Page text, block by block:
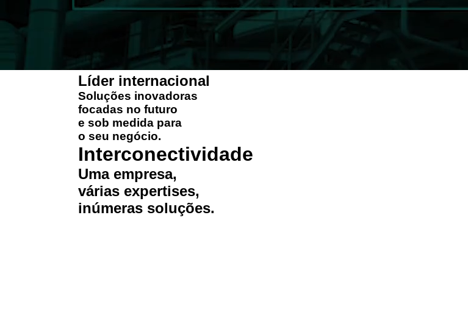
Líder internacional
Soluções inovadoras
focadas no futuro
e sob medida para
o seu negócio.
Interconectividade
Uma empresa,
várias expertises,
inúmeras soluções.